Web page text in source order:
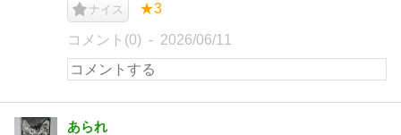
ナイス ★3
コメント(0) 2026/06/11
あられ